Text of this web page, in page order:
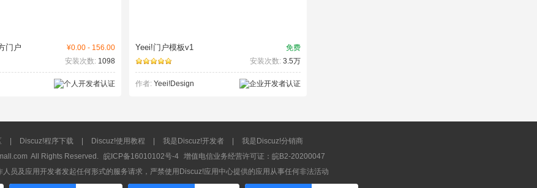
¥0.00 - 156.00
门户
安装次数: 1098
免费
Yeei!门户模板v1
安装次数: 3.5万
作者: Yeei!Design
Discuz!程序下载 Discuz!使用教程 我是Discuz!开发者
我是Discuz!分销商
All Rights Reserved. 皖ICP备16010102号-4
增值电信业务经营许可证：皖B2-20200047
员及应用开发者发起任何形式的服务请求，严禁使用Discuz!应用中心提供的应用从事任何非法活动